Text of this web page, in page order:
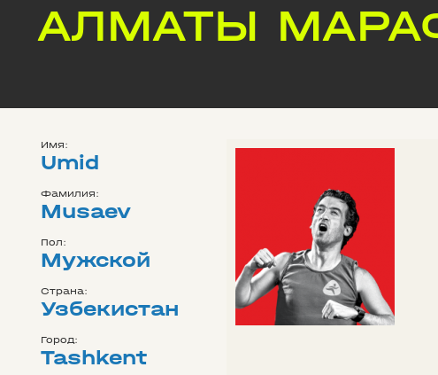
АЛМАТЫ
Имя:
Umid
Фамилия:
Musaev
Пол:
Мужской
Страна:
Узбекистан
Город:
Tashkent